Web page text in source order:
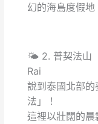
幻的海島度假地
🌤️ 2. 普契法山
Rai
說到泰國北部
法」！
這裡以壯闊的